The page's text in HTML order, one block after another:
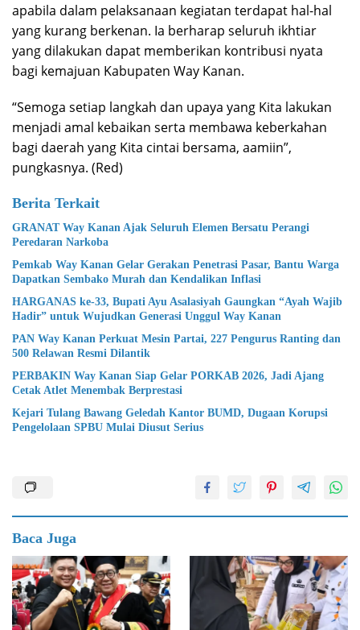
apabila dalam pelaksanaan kegiatan terdapat hal-hal
yang kurang berkenan. Ia berharap seluruh ikhtiar
yang dilakukan dapat memberikan kontribusi nyata
bagi kemajuan Kabupaten Way Kanan.
“Semoga setiap langkah dan upaya yang Kita lakukan
menjadi amal kebaikan serta membawa keberkahan
bagi daerah yang Kita cintai bersama, aamiin”,
pungkasnya. (Red)
Berita Terkait
GRANAT Way Kanan Ajak Seluruh Elemen Bersatu Perangi
Peredaran Narkoba
Pemkab Way Kanan Gelar Gerakan Penetrasi Pasar, Bantu Warga
Dapatkan Sembako Murah dan Kendalikan Inflasi
HARGANAS ke-33, Bupati Ayu Asalasiyah Gaungkan “Ayah Wajib
Hadir” untuk Wujudkan Generasi Unggul Way Kanan
PAN Way Kanan Perkuat Mesin Partai, 227 Pengurus Ranting dan
500 Relawan Resmi Dilantik
PERBAKIN Way Kanan Siap Gelar PORKAB 2026, Jadi Ajang
Cetak Atlet Menembak Berprestasi
Kejari Tulang Bawang Geledah Kantor BUMD, Dugaan Korupsi
Pengelolaan SPBU Mulai Diusut Serius
Baca Juga